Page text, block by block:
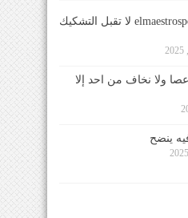
مصداقية elmaestrosport لا تقبل التشكيك
ولا نخاف من احد إلا
ينضح